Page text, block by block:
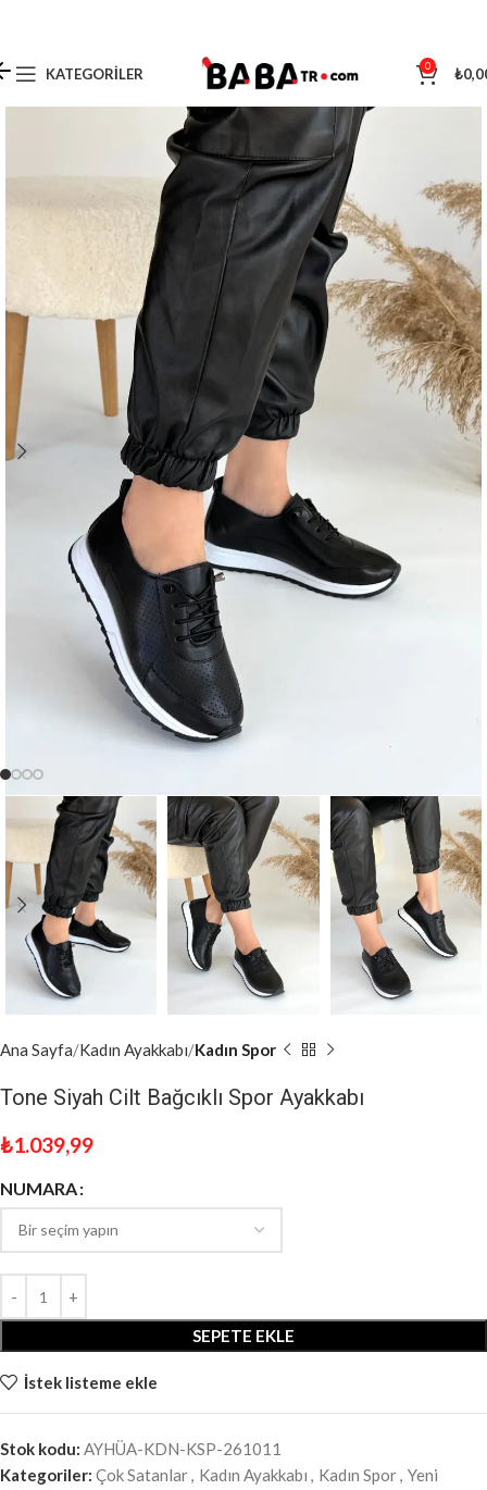
KATEGORILER 0 ₺
Ana Sayfa Kadın Ayakkabı Kadın Spor
Tone Siyah Cilt Bağcıklı Spor Ayakkabı
₺1.039,99
NUMARA
SEPETE EKLE
İstek listeme ekle
Stok kodu: AYHÜA-KDN-KSP-261011
Kategoriler: Çok Satanlar, Kadın Ayakkabı , Kadın Spor, Yeni